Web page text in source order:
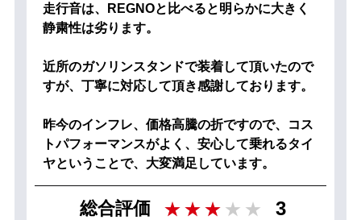
走行音は、REGNOと比べると明らかに大きく
静粛性は劣ります。
近所のガソリンスタンドで装着して頂いたので
すが、丁寧に対応して頂き感謝しております。
昨今のインフレ、価格高騰の折ですので、コス
トパフォーマンスがよく、安心して乗れるタイ
ヤということで、大変満足しています。
総合評価 3